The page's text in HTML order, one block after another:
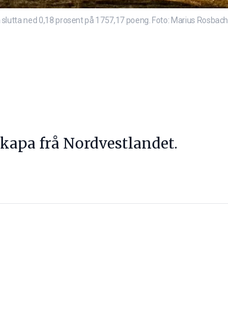
ned 0,18 prosent på 1757,17 poeng. Foto: Marius Rosbach
frå Nordvestlandet.